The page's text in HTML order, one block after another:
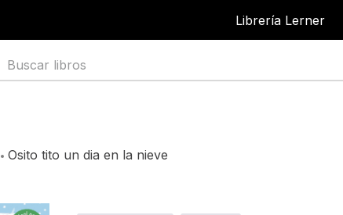
Librería Lerner
Buscar libros
osito tito un dia en la nieve